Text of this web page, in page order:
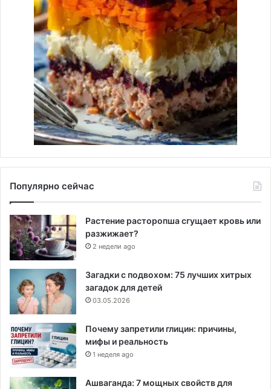
Популярно сейчас
Растение расторопша сгущает кровь или
разжижает?
2 недели ago
Загадки с подвохом: 75 лучших хитрых
загадок для детей
03.05.2026
Почему запретили глицин: причины,
мифы и реальность
1 неделя ago
Ашваганда: 7 мощных свойств для